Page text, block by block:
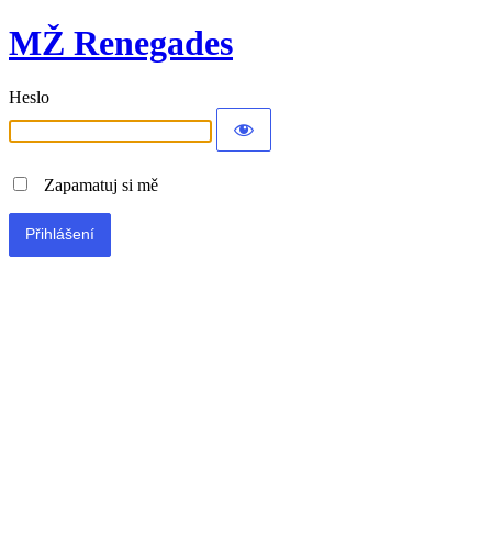
MŽ Renegades
Heslo
Zapamatuj si mě